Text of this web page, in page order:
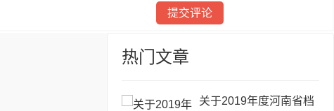
热门文章
关于2019年度河南省档